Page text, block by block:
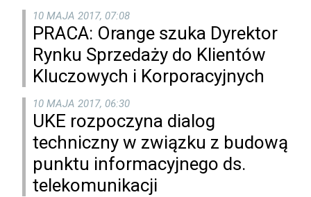
10 MAJA 2017, 07:08
PRACA: Orange szuka Dyrektor
Rynku Sprzedaży do Klientów
Kluczowych i Korporacyjnych
10 MAJA 2017, 06:30
UKE rozpoczyna dialog
techniczny w związku z budową
punktu informacyjnego ds.
telekomunikacji